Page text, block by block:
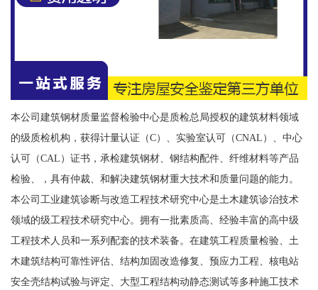
本公司建筑钢材质量监督检验中心是质检总局授权的建筑材料领域
的级质检机构，获得计量认证（C）、实验室认可（CNAL）、中心
认可（CAL）证书，承检建筑钢材、钢结构配件、纤维材料等产品
检验、，具有仲裁、和解决建筑钢材重大技术和质量问题的能力。
本公司工业建筑诊断与改造工程技术研究中心是土木建筑诊治技术
领域的级工程技术研究中心。拥有一批素质高、经验丰富的高中级
工程技术人员和一系列配套的技术装备。在建筑工程质量检验、土
木建筑结构可靠性评估、结构加固改造修复、预应力工程、核电站
安全壳结构试验与评定、大型工程结构动静态测试等多种施工技术